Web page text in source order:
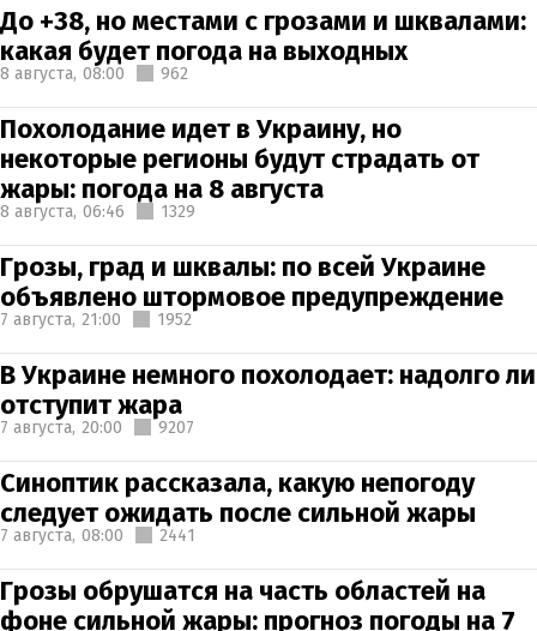
До +38, но местами с грозами и шквалами:
какая будет погода на выходных
8 августа, 08:00 962
Похолодание идет в Украину, но
некоторые регионы будут страдать от
жары: погода на 8 августа
8 августа, 06:46 1329
Грозы, град и шквалы: по всей Украине
объявлено штормовое предупреждение
7 августа, 21:00 1952
В Украине немного похолодает: надолго ли
отступит жара
7 августа, 20:00 9207
Синоптик рассказала, какую непогоду
следует ожидать после сильной жары
7 августа, 08:00 2441
Грозы обрушатся на часть областей на
фоне сильной жары: прогноз погоды на 7